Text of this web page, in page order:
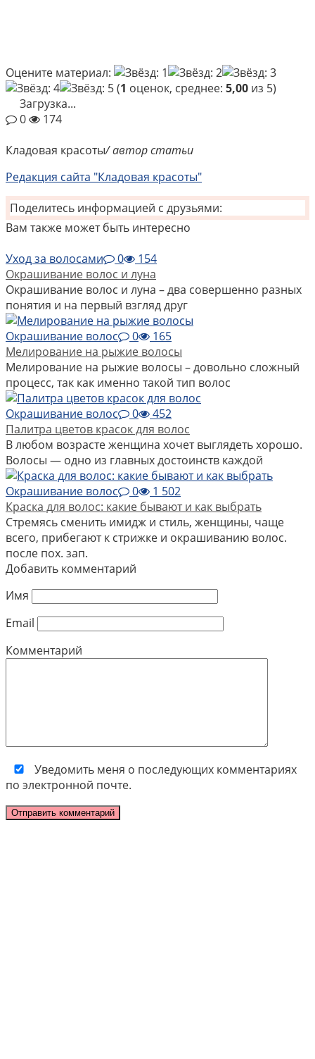
Оцените материал:
(1 оценок, среднее: 5,00 из 5)
Загрузка...
0
174
Кладовая красоты/ автор статьи
Редакция сайта "Кладовая красоты"
Поделитесь информацией с друзьями:
Вам также может быть интересно
Уход за волосами
0
154
Окрашивание волос и луна
Окрашивание волос и луна – два совершенно разных
понятия и на первый взгляд друг
Окрашивание волос
0
165
Мелирование на рыжие волосы
Мелирование на рыжие волосы – довольно сложный
процесс, так как именно такой тип волос
Окрашивание волос
0
452
Палитра цветов красок для волос
В любом возрасте женщина хочет выглядеть хорошо.
Волосы — одно из главных достоинств каждой
Окрашивание волос
0
1 502
Краска для волос: какие бывают и как выбрать
Стремясь сменить имидж и стиль, женщины, чаще
всего, прибегают к стрижке и окрашиванию волос.
после пох. зап.
Добавить комментарий
Имя
Email
Комментарий
Уведомить меня о последующих комментариях
по электронной почте.